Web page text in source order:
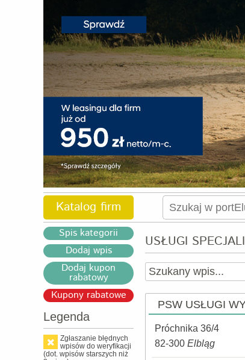
Katalog firm
Spis kategorii
Dodaj wpis
Dodaj kupon
rabatowy
Kupony rabatowe
Legenda
Zgłaszanie błędnych
wpisów do weryfikacji
(dot. wpisów starszych niż
USŁUGI
PSW USŁUGI
Próchnika 36/4
82-300 Elbląg